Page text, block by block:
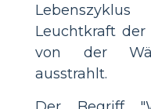
Leuchtkraft
von der
ausstrahlt.